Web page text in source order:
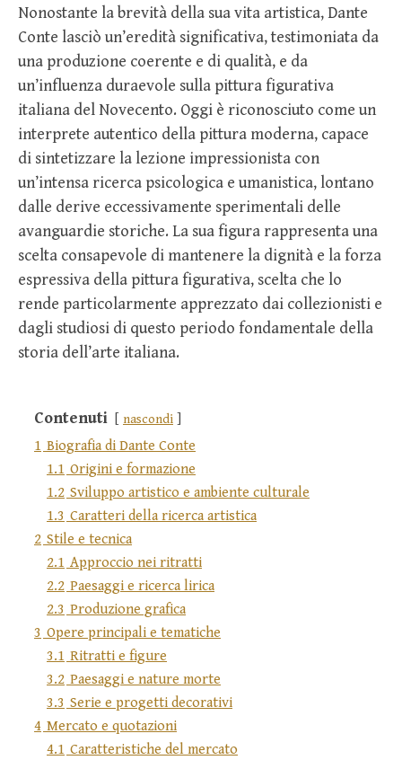
Nonostante la brevità della sua vita artistica, Dante
Conte lasciò un’eredità significativa, testimoniata da
una produzione coerente e di qualità, e da
un’influenza duraevole sulla pittura figurativa
italiana del Novecento. Oggi è riconosciuto come un
interprete autentico della pittura moderna, capace
di sintetizzare la lezione impressionista con
un’intensa ricerca psicologica e umanistica, lontano
dalle derive eccessivamente sperimentali delle
avanguardie storiche. La sua figura rappresenta una
scelta consapevole di mantenere la dignità e la forza
espressiva della pittura figurativa, scelta che lo
rende particolarmente apprezzato dai collezionisti e
dagli studiosi di questo periodo fondamentale della
storia dell’arte italiana.
Contenuti nascondi
1 Biografia di Dante Conte
1.1 Origini e formazione
1.2 Sviluppo artistico e ambiente culturale
1.3 Caratteri della ricerca artistica
2 Stile e tecnica
2.1 Approccio nei ritratti
2.2 Paesaggi e ricerca lirica
2.3 Produzione grafica
3 Opere principali e tematiche
3.1 Ritratti e figure
3.2 Paesaggi e nature morte
3.3 Serie e progetti decorativi
4 Mercato e quotazioni
4.1 Caratteristiche del mercato